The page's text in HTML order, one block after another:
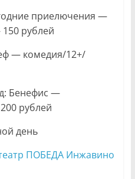
приелючения —
рублей
— комедия/12+/
Бенефис —
рублей
день
ПОБЕДА Инжавино